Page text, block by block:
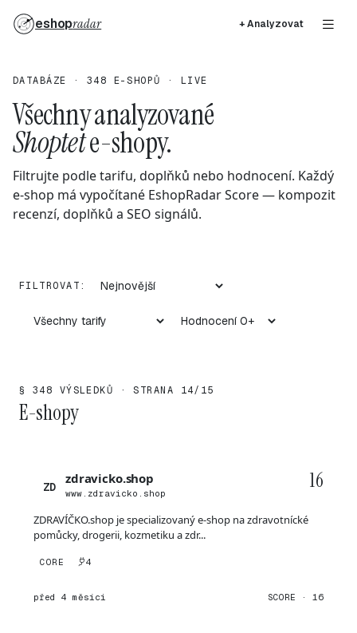
eshopradar + Analyzovat
DATABÁZE · 348 E-SHOPŮ · LIVE
Všechny analyzované
Shoptete-shopy.
Filtrujte podle tarifu, doplňků nebo hodnocení. Každý
e-shop má vypočítané EshopRadar Score — kompozit
recenzí, doplňků a SEO signálů.
FILTROVAT:
§ 348 VÝSLEDKŮ · STRANA 14/15
E-shopy
ZD
zdravicko.shop
www.zdravicko.shop
16
ZDRAVÍČKO.shop je specializovaný e-shop na zdravotnícké
pomůcky, drogerii, kozmetiku a zdr...
CORE 4
před 4 měsíci SCORE · 16